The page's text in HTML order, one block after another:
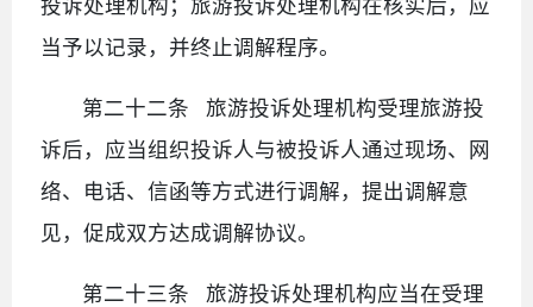
当予以记录，并终止调解程序。
第二十二条 旅游投诉处理机构受理旅游投
诉后，应当组织投诉人与被投诉人通过现场、网
络、电话、信函等方式进行调解，提出调解意
见，促成双方达成调解协议。
第二十三条 旅游投诉处理机构应当在受理